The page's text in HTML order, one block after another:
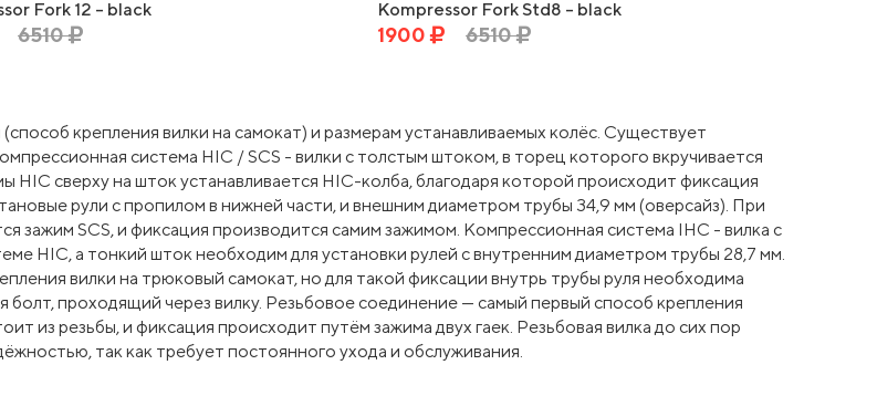
Fork 12 - black
6510
Kompressor Fork Std8 - black
1900 6510
крепления вилки на самокат) и размерам устанавливаемых колёс. Существует
система HIC / SCS - вилки с толстым штоком, в торец которого вкручивается
сверху на шток устанавливается HIC-колба, благодаря которой происходит фиксация
рули с пропилом в нижней части, и внешним диаметром трубы 34,9 мм (оверсайз). При
зажим SCS, и фиксация производится самим зажимом. Компрессионная система IHC - вилка с
HIC, а тонкий шток необходим для установки рулей с внутренним диаметром трубы 28,7 мм.
вилки на трюковый самокат, но для такой фиксации внутрь трубы руля необходима
болт, проходящий через вилку. Резьбовое соединение — самый первый способ крепления
из резьбы, и фиксация происходит путём зажима двух гаек. Резьбовая вилка до сих пор
так как требует постоянного ухода и обслуживания.